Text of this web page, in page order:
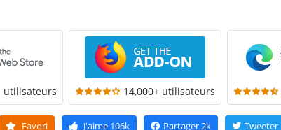
utilisateurs 14,000+ utilisateurs
Favori J'aime106k Partager2k Tweeter